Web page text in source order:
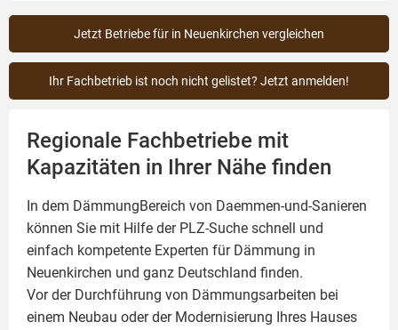
Jetzt Betriebe für in Neuenkirchen vergleichen
Ihr Fachbetrieb ist noch nicht gelistet? Jetzt anmelden!
Regionale Fachbetriebe mit
Kapazitäten in Ihrer Nähe finden
In dem DämmungBereich von Daemmen-und-Sanieren
können Sie mit Hilfe der PLZ-Suche schnell und
einfach kompetente Experten für Dämmung in
Neuenkirchen und ganz Deutschland finden.
Vor der Durchführung von Dämmungsarbeiten bei
einem Neubau oder der Modernisierung Ihres Hauses